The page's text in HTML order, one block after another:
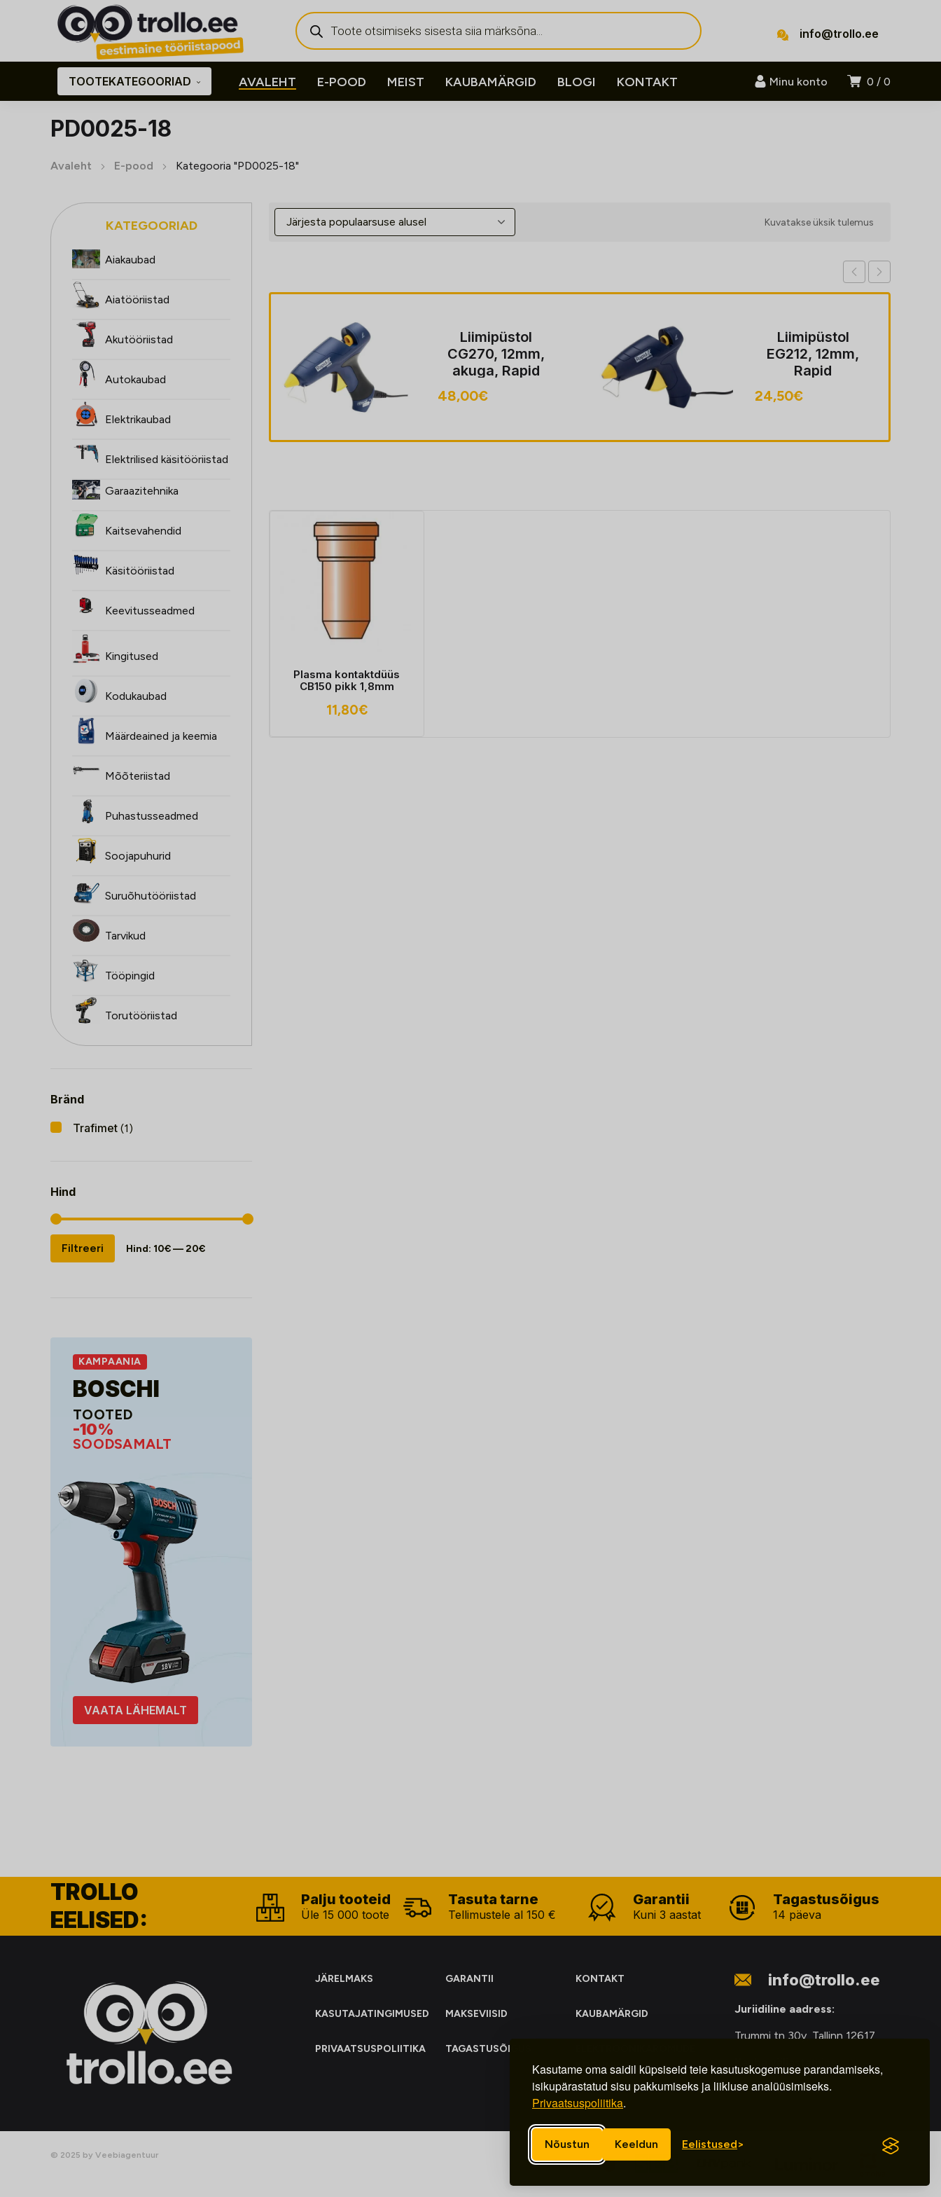
Kasutame oma saidil küpsiseid teie kasutuskogemuse parandamiseks,
isikupärastatud sisu pakkumiseks ja liikluse analüüsimiseks.
Privaatsuspoliitika.
Nõustun Keeldun Eelistused
Products
search
info@trollo.ee
0 0
Minu konto
TOOTEKATEGOORIAD AVALEHT E-POOD MEIST KAUBAMÄRGID BLOGI KONTAKT
PD0025-18
Avaleht E-pood Kategooria "PD0025-18"
KATEGOORIAD
Aiakaubad
Aiatööriistad
Akutööriistad
Autokaubad
Elektrikaubad
Elektrilised käsitööriistad
Garaazitehnika
Kaitsevahendid
Käsitööriistad
Keevitusseadmed
Kingitused
Kodukaubad
Määrdeained ja keemia
Mõõteriistad
Puhastusseadmed
Soojapuhurid
Suruõhutööriistad
Tarvikud
Tööpingid
Torutööriistad
Bränd
Trafimet (1)
Hind
Minimaalne
hind
Maksimaalne
hind
Filtreeri Hind: 10€—20€
KAMPAANIA
BOSCHI
TOOTED
-10%
SOODSAMALT
VAATA LÄHEMALT
Kuvatakse üksik tulemus
Elektriline
EN330, No8 nael
15-30mm, Rapid
Liimipüstol
CG270, 12mm,
akuga, Rapid
48,00€
Liimipüstol
EG212, 12mm,
Rapid
24,50€
Plasma kontaktdüüs
CB150 pikk 1,8mm
11,80€
TROLLO
EELISED:
Palju tooteid
Üle 15 000 toote
Tasuta tarne
Tellimustele al 150 €
Garantii
Kuni 3 aastat
Tagastusõigus
14 päeva
JÄRELMAKS GARANTII KONTAKT
KASUTAJATINGIMUSED MAKSEVIISID KAUBAMÄRGID
PRIVAATSUSPOLIITIKA TAGASTUSÕIGUS
KOGUMINE
info@trollo.ee
Juriidiline aadress:
Trummi tn 30y, Tallinn 12617
Kauba väljastamine:
E-R – 9.00 – 18.00
© 2025 by Veebiagentuur